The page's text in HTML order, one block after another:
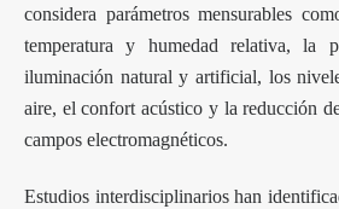
considera parámetros mensurables
temperatura y humedad relativa, la
iluminación natural y artificial, los
aire, el confort acústico y la reducción
campos electromagnéticos.
Estudios interdisciplinarios han